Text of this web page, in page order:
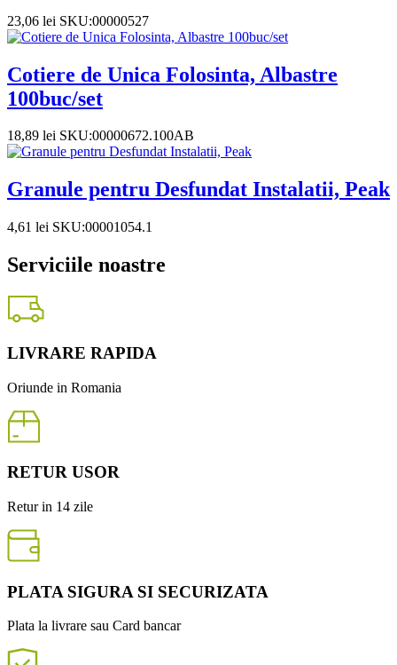
23,06 lei SKU:00000527
Cotiere de Unica Folosinta, Albastre
100buc/set
18,89 lei SKU:00000672.100AB
Granule pentru Desfundat Instalatii, Peak
4,61 lei SKU:00001054.1
Serviciile noastre
LIVRARE RAPIDA
Oriunde in Romania
RETUR USOR
Retur in 14 zile
PLATA SIGURA SI SECURIZATA
Plata la livrare sau Card bancar